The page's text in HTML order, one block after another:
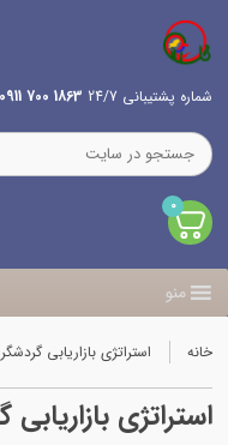
شماره پشتیبانی 24/7 1863 700 0911
0
منو
خانه استراتژی بازاریابی
استراتژی